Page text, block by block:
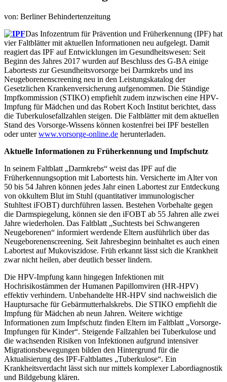
von: Berliner Behindertenzeitung
Das Infozentrum für Prävention und Früherkennung (IPF) hat
vier Faltblätter mit aktuellen Informationen neu aufgelegt. Damit
reagiert das IPF auf Entwicklungen im Gesundheitswesen: Seit
Beginn des Jahres 2017 wurden auf Beschluss des G-BA einige
Labortests zur Gesundheitsvorsorge bei Darmkrebs und ins
Neugeborenenscreening neu in den Leistungskatalog der
Gesetzlichen Krankenversicherung aufgenommen. Die Ständige
Impfkommission (STIKO) empfiehlt zudem inzwischen eine HPV-
Impfung für Mädchen und das Robert Koch Institut berichtet, dass
die Tuberkulosefallzahlen steigen. Die Faltblätter mit dem aktuellen
Stand des Vorsorge-Wissens können kostenfrei bei IPF bestellen
oder unterwww.vorsorge-online.de herunterladen.
Aktuelle Informationen zu Früherkennung und Impfschutz
In seinem Faltblatt „Darmkrebs“ weist das IPF auf die
Früherkennungsoption mit Labortests hin. Versicherte im Alter von
50 bis 54 Jahren können jedes Jahr einen Labortest zur Entdeckung
von okkultem Blut im Stuhl (quantitativer immunologischer
Stuhltest iFOBT) durchführen lassen. Bestehen Vorbehalte gegen
die Darmspiegelung, können sie den iFOBT ab 55 Jahren alle zwei
Jahre wiederholen. Das Faltblatt „Suchtests bei Schwangeren
Neugeborenen“ informiert werdende Eltern ausführlich über das
Neugeborenenscreening. Seit Jahresbeginn beinhaltet es auch einen
Labortest auf Mukoviszidose. Früh erkannt lässt sich die Krankheit
zwar nicht heilen, aber deutlich besser lindern.
Die HPV-Impfung kann hingegen Infektionen mit
Hochrisikostämmen der Humanen Papillomviren (HR-HPV)
effektiv verhindern. Unbehandelte HR-HPV sind nachweislich die
Hauptursache für Gebärmutterhalskrebs. Die STIKO empfiehlt die
Impfung für Mädchen ab neun Jahren. Weitere wichtige
Informationen zum Impfschutz finden Eltern im Faltblatt „Vorsorge-
Impfungen für Kinder“. Steigende Fallzahlen bei Tuberkulose und
die wachsenden Risiken von Infektionen aufgrund intensiver
Migrationsbewegungen bilden den Hintergrund für die
Aktualisierung des IPF-Faltblattes „Tuberkulose“. Ein
Krankheitsverdacht lässt sich nur mittels komplexer Labordiagnostik
und Bildgebung klären.